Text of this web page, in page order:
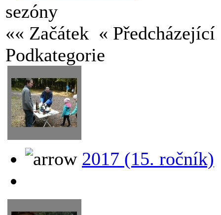
sezóny
«« Začátek «
Podkategorie
2017 (15. ročník)